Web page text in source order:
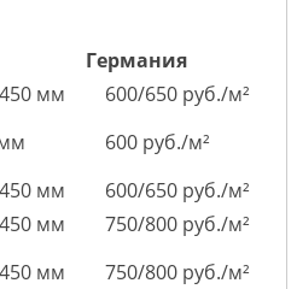
Германия
мм
600/650 руб./м²
600 руб./м²
мм
600/650 руб./м²
мм
750/800 руб./м²
мм 750/800 руб./м²